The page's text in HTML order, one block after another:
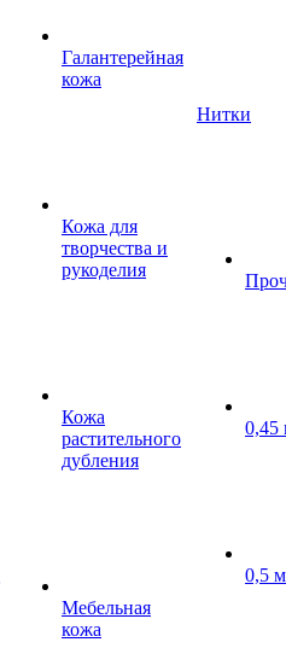
Галантерейная
кожа
Кожа для
творчества и
рукоделия
Кожа
растительного
дубления
Мебельная
кожа
Нитки
0,45
0,5